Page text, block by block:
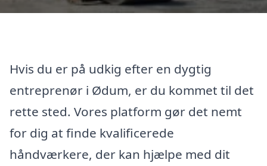
Hvis du er på udkig efter en dygtig
entreprenør i Ødum, er du kommet til det
rette sted. Vores platform gør det nemt
for dig at finde kvalificerede
håndværkere, der kan hjælpe med dit